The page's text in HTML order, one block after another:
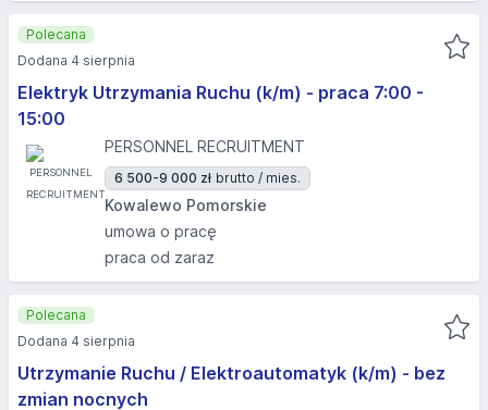
Elektryk Utrzymania Ruchu (k/m) - praca 7:00 -
15:00
PERSONNEL RECRUITMENT
6 500-9 000 zł brutto / mies.
Kowalewo Pomorskie
umowa o pracę
praca od zaraz
Polecana
Dodana 4 sierpnia
Utrzymanie Ruchu / Elektroautomatyk (k/m) - bez
zmian nocnych
Polecana
Dodana 4 sierpnia